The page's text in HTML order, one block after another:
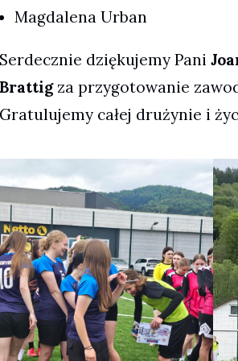
Magdalena Urban
Serdecznie dziękujemy Pani
Brattigza przygotowanie
Gratulujemy całej drużynie i